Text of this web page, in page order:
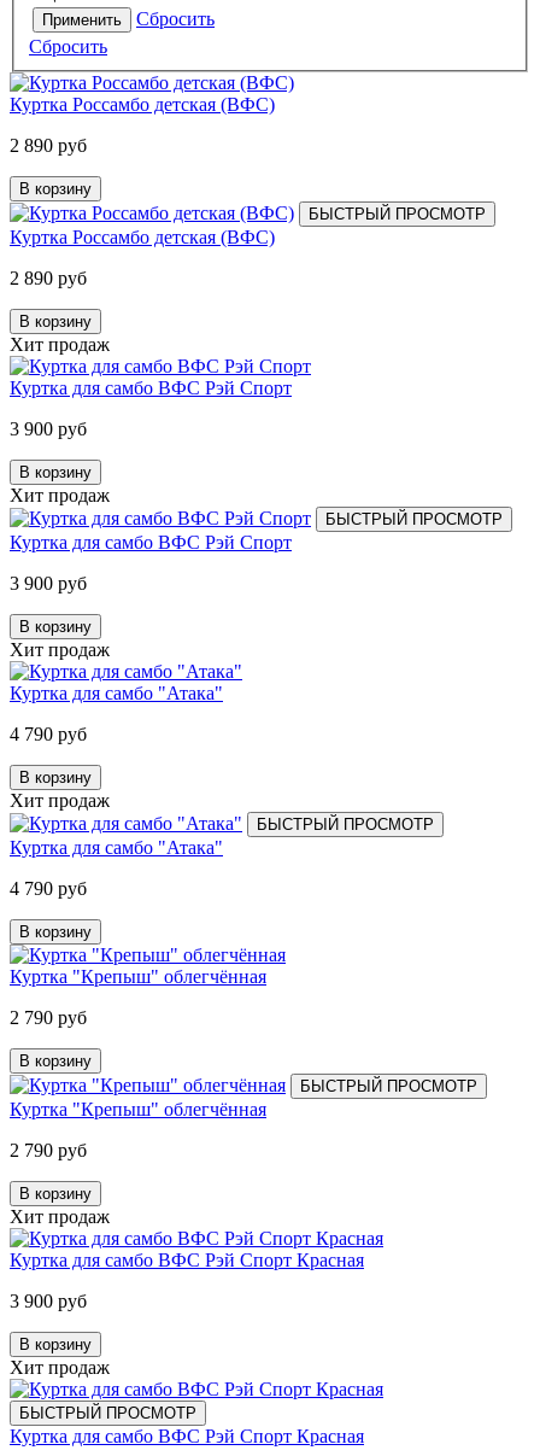
Применить
Сбросить
Сбросить
Куртка Россамбо детская (ВФС)
2 890 руб
В корзину
БЫСТРЫЙ ПРОСМОТР
Куртка Россамбо детская (ВФС)
2 890 руб
В корзину
Хит продаж
Куртка для самбо ВФС Рэй Спорт
3 900 руб
В корзину
Хит продаж
БЫСТРЫЙ ПРОСМОТР
Куртка для самбо ВФС Рэй Спорт
3 900 руб
В корзину
Хит продаж
Куртка для самбо "Атака"
4 790 руб
В корзину
Хит продаж
БЫСТРЫЙ ПРОСМОТР
Куртка для самбо "Атака"
4 790 руб
В корзину
Куртка "Крепыш" облегчённая
2 790 руб
В корзину
БЫСТРЫЙ ПРОСМОТР
Куртка "Крепыш" облегчённая
2 790 руб
В корзину
Хит продаж
Куртка для самбо ВФС Рэй Спорт Красная
3 900 руб
В корзину
Хит продаж
БЫСТРЫЙ ПРОСМОТР
Куртка для самбо ВФС Рэй Спорт Красная